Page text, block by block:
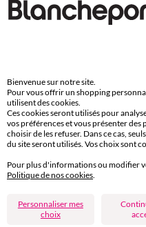
Drap-housse uni polyester-coton 57 fils/cm² - bonnet 32 cm
45,99 €
-50% dès 2 art Code 899013
Bienvenue sur notre site.
Pour vous offrir un shopping
utilisent des cookies.
Ces cookies seront utilisés pour
vos préférences et vous présenter des
choisir de les refuser. Dans ce cas,
du site seront utilisés. Vos choix sont
Pour plus d'informations ou modifier
Politique de nos cookies
Personnaliser mes
choix